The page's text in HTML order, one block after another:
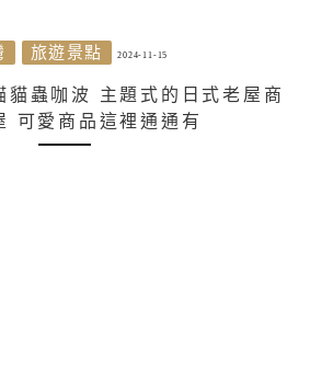
旅遊景點 2024-11-15
貓蟲咖波 主題式的日式老屋商
可愛商品這裡通通有